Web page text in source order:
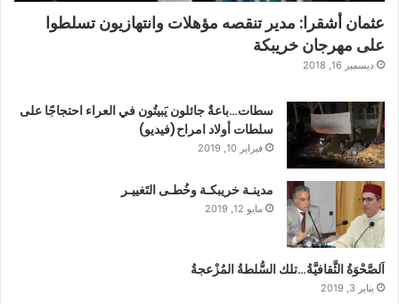
عثمان أشقرا: مدير تنقصه مؤهلات وانتهازيون تسلطوا
على مهرجان خريبكة
ديسمبر 16, 2018
سطات…باعةٌ جائلون يَبيتُون في العراء احتجاجًا على
سلطات أولاد امراح(فيديو)
فبراير 10, 2019
مدينـة خريبكـة وخُطـى التَغييـر
مايو 12, 2019
اَلصَّحْوَةُ الثَّقافيَّةُ…تلك السُّلطةُ المُزْعجةُ
يناير 3, 2019